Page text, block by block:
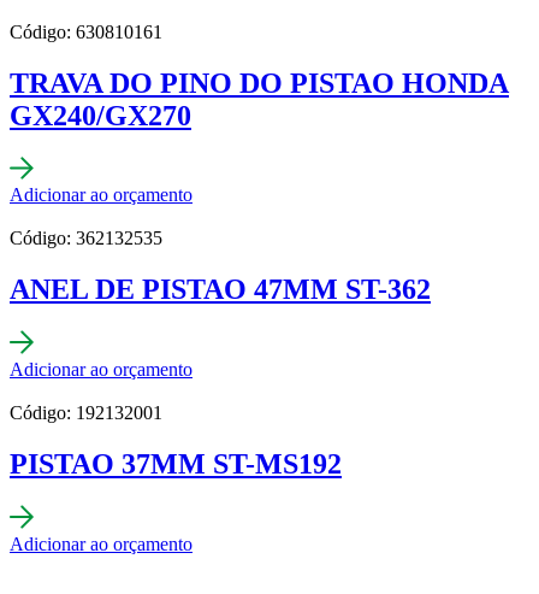
Código: 630810161
TRAVA DO PINO DO PISTAO HONDA
GX240/GX270
Adicionar ao orçamento
Código: 362132535
ANEL DE PISTAO 47MM ST-362
Adicionar ao orçamento
Código: 192132001
PISTAO 37MM ST-MS192
Adicionar ao orçamento